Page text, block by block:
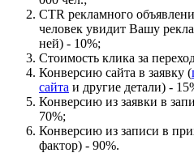
CTR рекламного
человек увидит Вашу
ней) - 10%;
Стоимость клика за
Конверсию сайта в заявку (
сайта и другие детали) -
Конверсию из заявки в
70%;
Конверсию из записи в
фактор) - 90%.